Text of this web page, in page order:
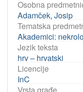
Osobna
Adamček, Josip
Tematska
Akademici:
Jezik teksta
hrv – hrvatski
Licencije
InC